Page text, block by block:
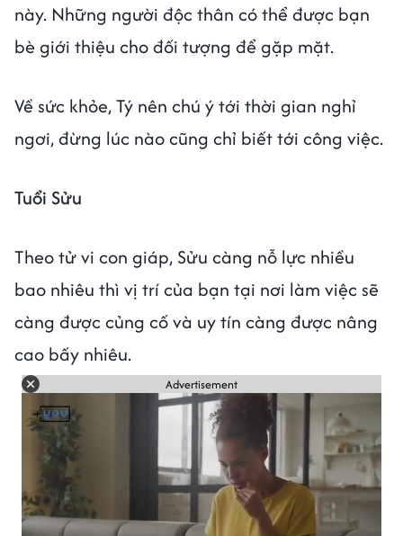
này. Những người độc thân có thể được bạn
bè giới thiệu cho đối tượng để gặp mặt.
Về sức khỏe, Tý nên chú ý tới thời gian nghỉ
ngơi, đừng lúc nào cũng chỉ biết tới công việc.
Tuổi Sửu
Theo tử vi con giáp, Sửu càng nỗ lực nhiều
bao nhiêu thì vị trí của bạn tại nơi làm việc sẽ
càng được củng cố và uy tín càng được nâng
cao bấy nhiêu.
Advertisement